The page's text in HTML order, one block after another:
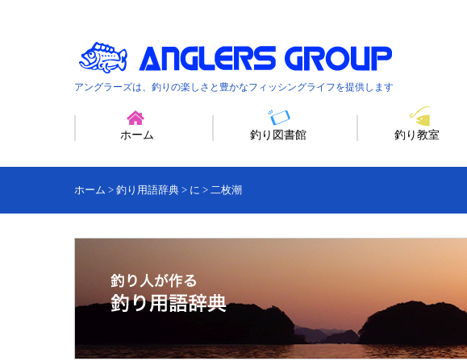
アングラーズは、釣りの楽しさと豊かなフィッシングライフを提供します
ホーム 釣り図書館 釣り教室
ホーム > 釣り用語辞典 > に > 二枚潮